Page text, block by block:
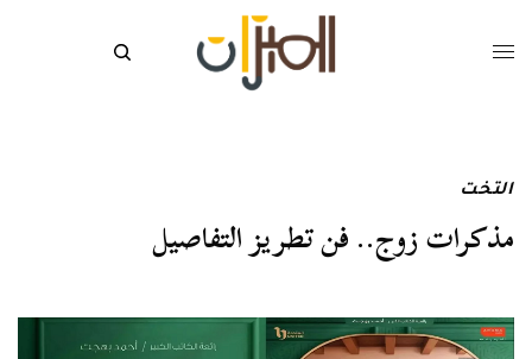
التخت
مذكرات زوج.. فن تطريز التفاصيل